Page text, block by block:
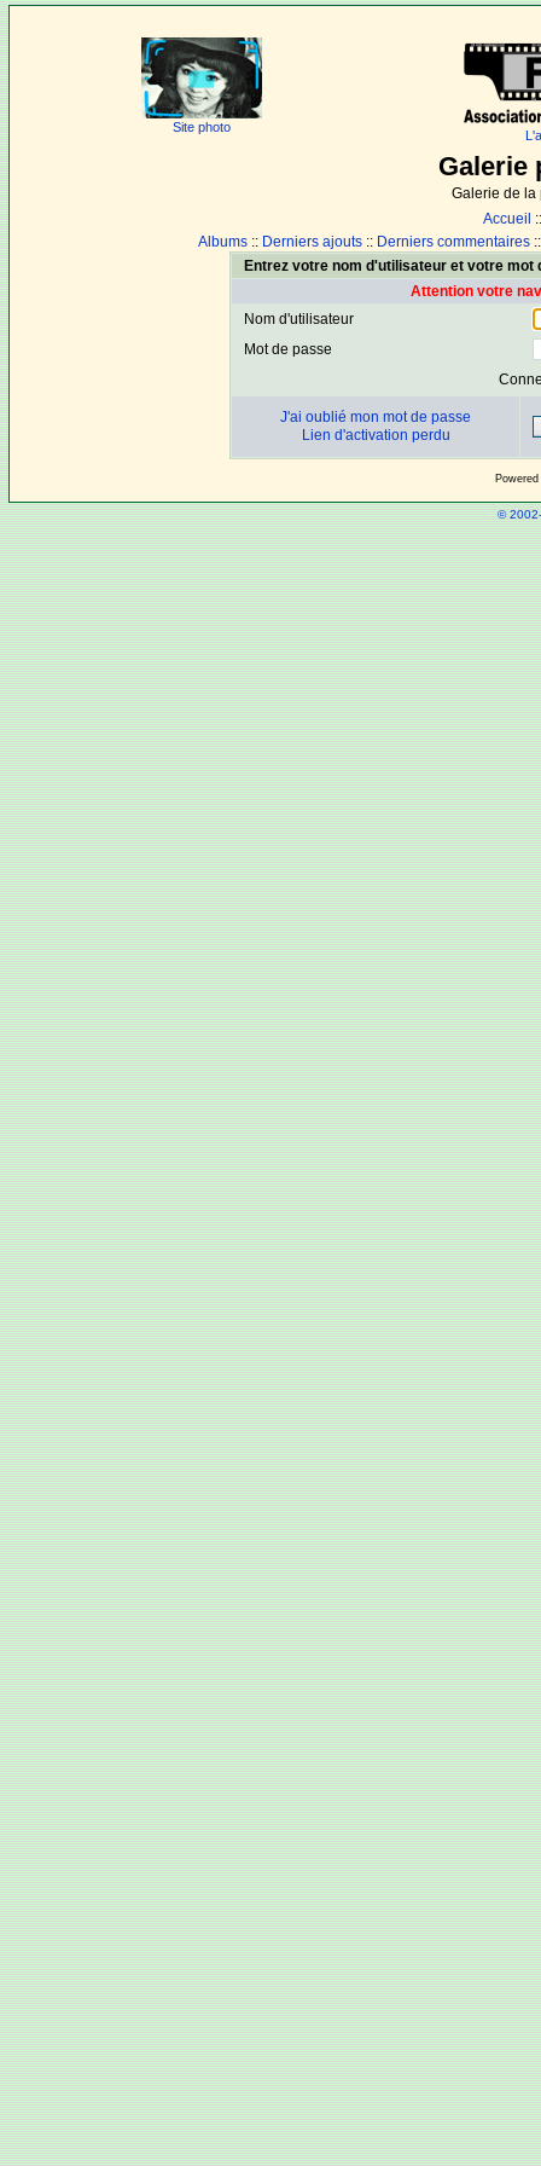
Site photo
Galerie
Galerie de la
Accueil
Albums :: Derniers ajouts :: Derniers commentaires
Entrez votre nom d'utilisateur et votre
Attention votre
Nom d'utilisateur
Mot de passe
J'ai oublié mon mot de passe
Lien d'activation perdu
©